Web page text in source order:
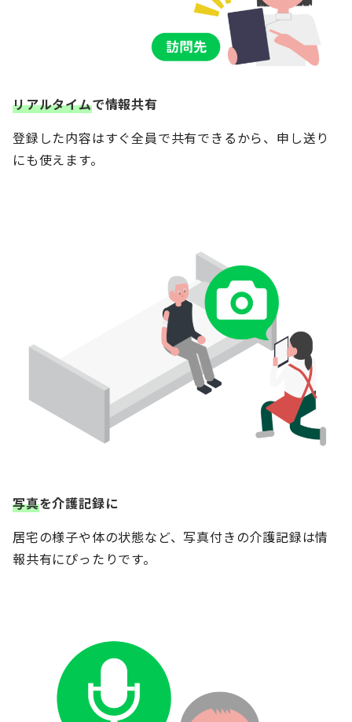
リアルタイムで情報共有
登録した内容はすぐ全員で共有できるから、申し送り
にも使えます。
写真を介護記録に
居宅の様子や体の状態など、写真付きの介護記録は情
報共有にぴったりです。